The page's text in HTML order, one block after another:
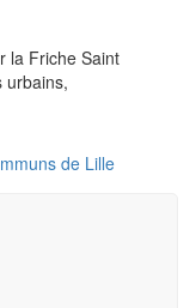
la Friche Saint
urbains,
de Lille